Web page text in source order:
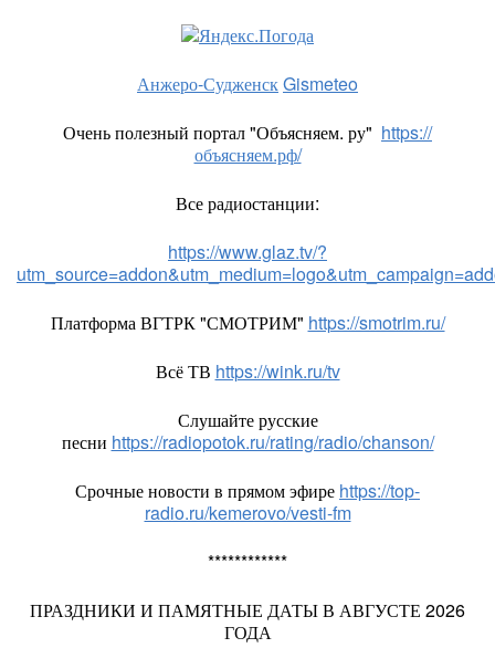
Анжеро-СудженскGismeteo
Очень полезный портал "Объясняем. ру" https://
объясняем.рф/
Все радиостанции:
https://www.glaz.tv/?
Платформа ВГТРК "СМОТРИМ" https://smotrim.ru/
Всё ТВ https://wink.ru/tv
Слушайте русские
песни https://radiopotok.ru/rating/radio/chanson/
Срочные новости в прямом эфире https://top-
radio.ru/kemerovo/vesti-fm
************
ПРАЗДНИКИ И ПАМЯТНЫЕ ДАТЫ В АВГУСТЕ 2026
ГОДА